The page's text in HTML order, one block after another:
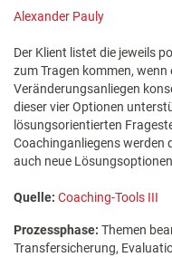
Alexander Pauly
Der Klient listet die jeweils
zum Tragen kommen,
Veränderungsanliegen
dieser vier Optionen
lösungsorientierten
Coachinganliegens werden
auch neue
Quelle: Coaching-Tools III
Prozessphase: Themen
Transfersicherung,